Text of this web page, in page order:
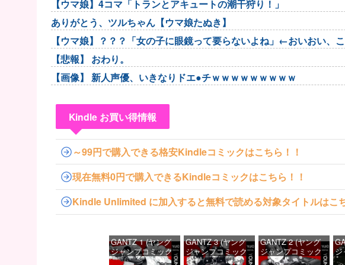
【ウマ娘】4コマ「トランとアキュートの潮干狩り！」
ありがとう、ツルちゃん【ウマ娘たぬき】
【ウマ娘】？？？「女の子に眼鏡って要らないよね」←おいおい、
【悲報】 おわり。
【画像】 新人声優、いきなりドエ●チｗｗｗｗｗｗｗｗｗ
Kindle お買い得情報
～99円で購入できる格安Kindleコミックはこちら！！
現在無料0円で購入できるKindleコミックはこちら！！
Kindle Unlimited に加入すると無料で読める対象タイトルはこ
GANTZ 1 (ヤング
ジャンプコミック
スDIGITAL)
GANTZ 3 (ヤング
ジャンプコミック
スDIGITAL)
GANTZ 2 (ヤング
ジャンプコミック
スDIGITAL)
ジ
ス